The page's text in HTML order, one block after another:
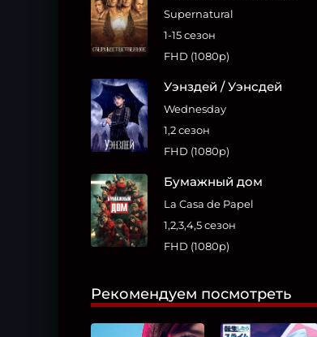
Supernatural
1-15 сезон
FHD (1080p)
Уэнздей / Уэнсдей
Wednesday
1,2 сезон
FHD (1080p)
Бумажный дом
La Casa de Papel
1,2,3,4,5 сезон
FHD (1080p)
Рекомендуем посмотреть